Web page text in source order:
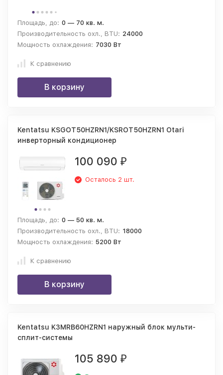
Площадь, до: 0 — 70 кв. м.
Производительность охл., BTU: 24000
Мощность охлаждения: 7030 Вт
К сравнению
В корзину
Kentatsu KSGOT50HZRN1/KSROT50HZRN1 Otari
инверторный кондиционер
100 090 ₽
Осталось 2 шт.
Площадь, до: 0 — 50 кв. м.
Производительность охл., BTU: 18000
Мощность охлаждения: 5200 Вт
К сравнению
В корзину
Kentatsu K3MRB60HZRN1 наружный блок мульти-
сплит-системы
105 890 ₽